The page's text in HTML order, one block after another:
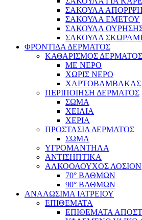
ΣΑΚΟΥΛΑ
ΣΑΚΟΥΛΑ ΕΜΕΤΟΥ
ΣΑΚΟΥΛΑ
ΣΑΚΟΥΛΑ
ΦΡΟΝΤΙΔΑ ΔΕΡΜΑΤΟΣ
ΚΑΘΑΡΙΣΜΟΣ ΔΕΡΜΑΤΟΣ
ΜΕ ΝΕΡΟ
ΧΩΡΙΣ ΝΕΡΟ
ΧΑΡΤΟΒΑΜΒΑΚΑΣ
ΠΕΡΙΠΟΙΗΣΗ ΔΕΡΜΑΤΟΣ
ΣΩΜΑ
ΧΕΙΛΙΑ
ΧΕΡΙΑ
ΠΡΟΣΤΑΣΙΑ ΔΕΡΜΑΤΟΣ
ΣΩΜΑ
ΥΓΡΟΜΑΝΤΗΛΑ
ΑΝΤΙΣΗΠΤΙΚΑ
ΑΛΚΟΟΛΟΥΧΟΣ ΛΟΣΙΟΝ
70° ΒΑΘΜΩΝ
90° ΒΑΘΜΩΝ
ΑΝΑΛΩΣΙΜΑ ΙΑΤΡΕΙΟΥ
ΕΠΙΘΕΜΑΤΑ
ΕΠΙΘΕΜΑΤΑ